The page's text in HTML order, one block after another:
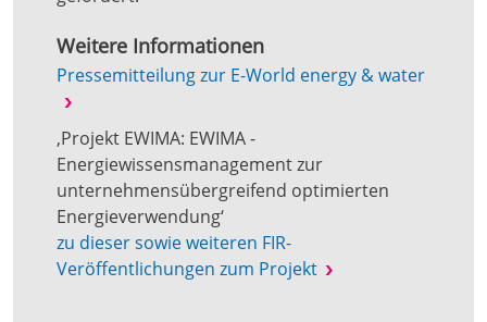
Weitere Informationen
Pressemitteilung zur E-World energy & water
‚Projekt EWIMA: EWIMA -
Energiewissensmanagement zur
unternehmensübergreifend optimierten
Energieverwendung‘
zu dieser sowie weiteren FIR-
Veröffentlichungen zum Projekt